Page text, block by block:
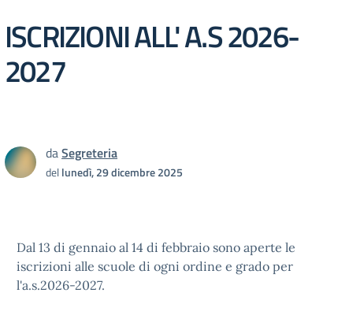
ISCRIZIONI ALL' A.S 2026-
2027
daSegreteria
dellunedì, 29 dicembre 2025
Dal 13 di gennaio al 14 di febbraio sono aperte le
iscrizioni alle scuole di ogni ordine e grado per
l'a.s.2026-2027.